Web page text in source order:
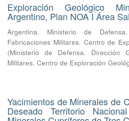
Exploración Geológico
Argentino, Plan NOA I Área
Argentina. Ministerio de
Fabricaciones Militares. Centro de
(Ministerio de Defensa. Dirección
Militares. Centro de Exploración
Yacimientos de Minerales de
Deseado Territorio